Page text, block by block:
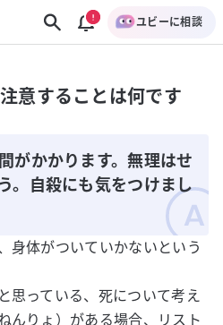
ユビーに相談
意することは何です
がかかります。無理はせ
。自殺にも気をつけまし
身体がついていかないという
思っている、死について考え
んりょ）がある場合、リスト